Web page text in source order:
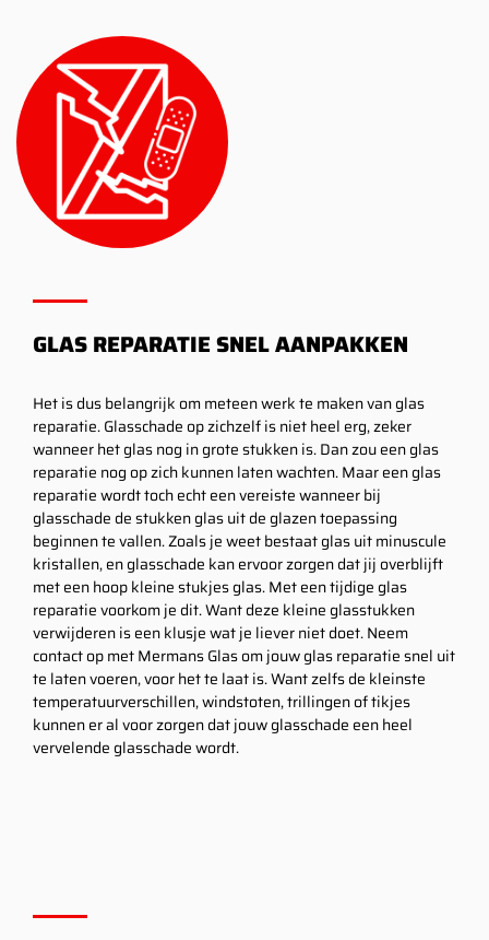
GLAS REPARATIE SNEL AANPAKKEN
Het is dus belangrijk om meteen werk te maken van glas
reparatie. Glasschade op zichzelf is niet heel erg, zeker
wanneer het glas nog in grote stukken is. Dan zou een glas
reparatie nog op zich kunnen laten wachten. Maar een glas
reparatie wordt toch echt een vereiste wanneer bij
glasschade de stukken glas uit de glazen toepassing
beginnen te vallen. Zoals je weet bestaat glas uit minuscule
kristallen, en glasschade kan ervoor zorgen dat jij overblijft
met een hoop kleine stukjes glas. Met een tijdige glas
reparatie voorkom je dit. Want deze kleine glasstukken
verwijderen is een klusje wat je liever niet doet. Neem
contact op met Mermans Glas om jouw glas reparatie snel uit
te laten voeren, voor het te laat is. Want zelfs de kleinste
temperatuurverschillen, windstoten, trillingen of tikjes
kunnen er al voor zorgen dat jouw glasschade een heel
vervelende glasschade wordt.